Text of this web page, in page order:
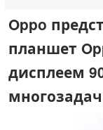
Oppo
планшет
дисплеем